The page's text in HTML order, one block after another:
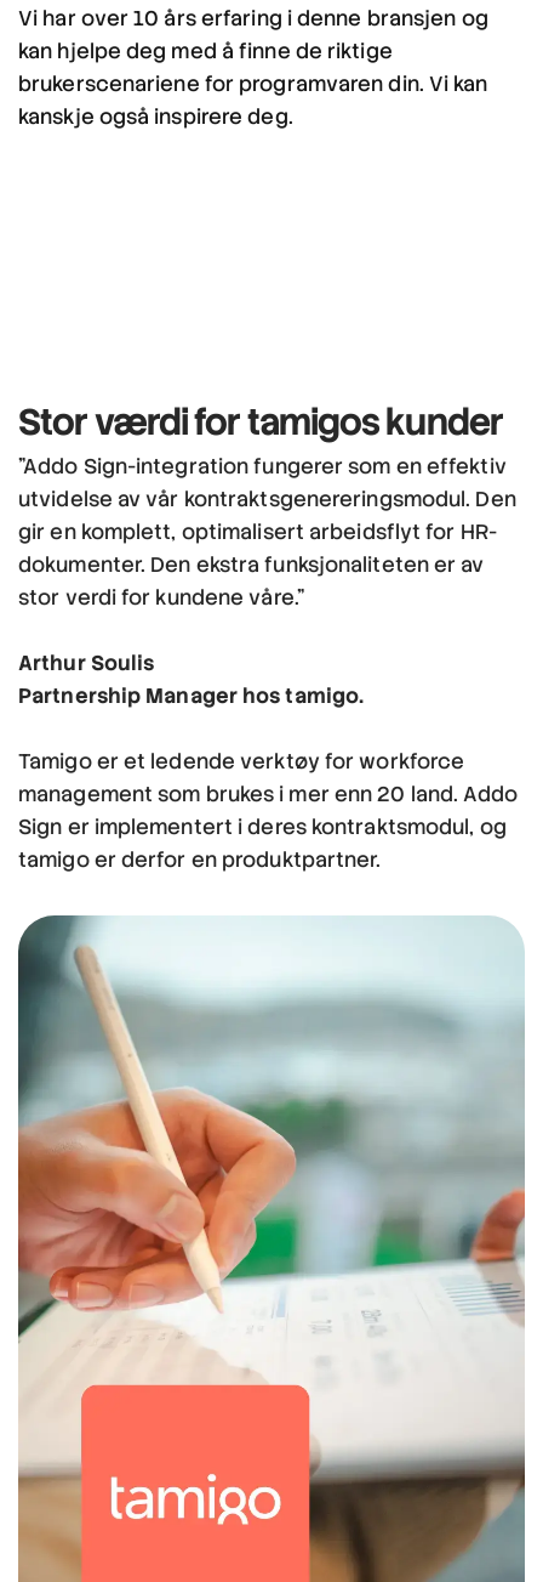
Vi har over 10 års erfaring i denne bransjen og
kan hjelpe deg med å finne de riktige
brukerscenariene for programvaren din. Vi kan
kanskje også inspirere deg.
Stor værdifor tamigos kunder
"Addo Sign-integration fungerer som en effektiv
utvidelse av vår kontraktsgenereringsmodul. Den
gir en komplett, optimalisert arbeidsflyt for HR-
dokumenter. Den ekstra funksjonaliteten er av
stor verdi for kundene våre."
Arthur Soulis
Partnership Manager hos tamigo.
Tamigo er et ledende verktøy for workforce
management som brukes i mer enn 20 land. Addo
Sign er implementert i deres kontraktsmodul, og
tamigo er derfor en produktpartner.